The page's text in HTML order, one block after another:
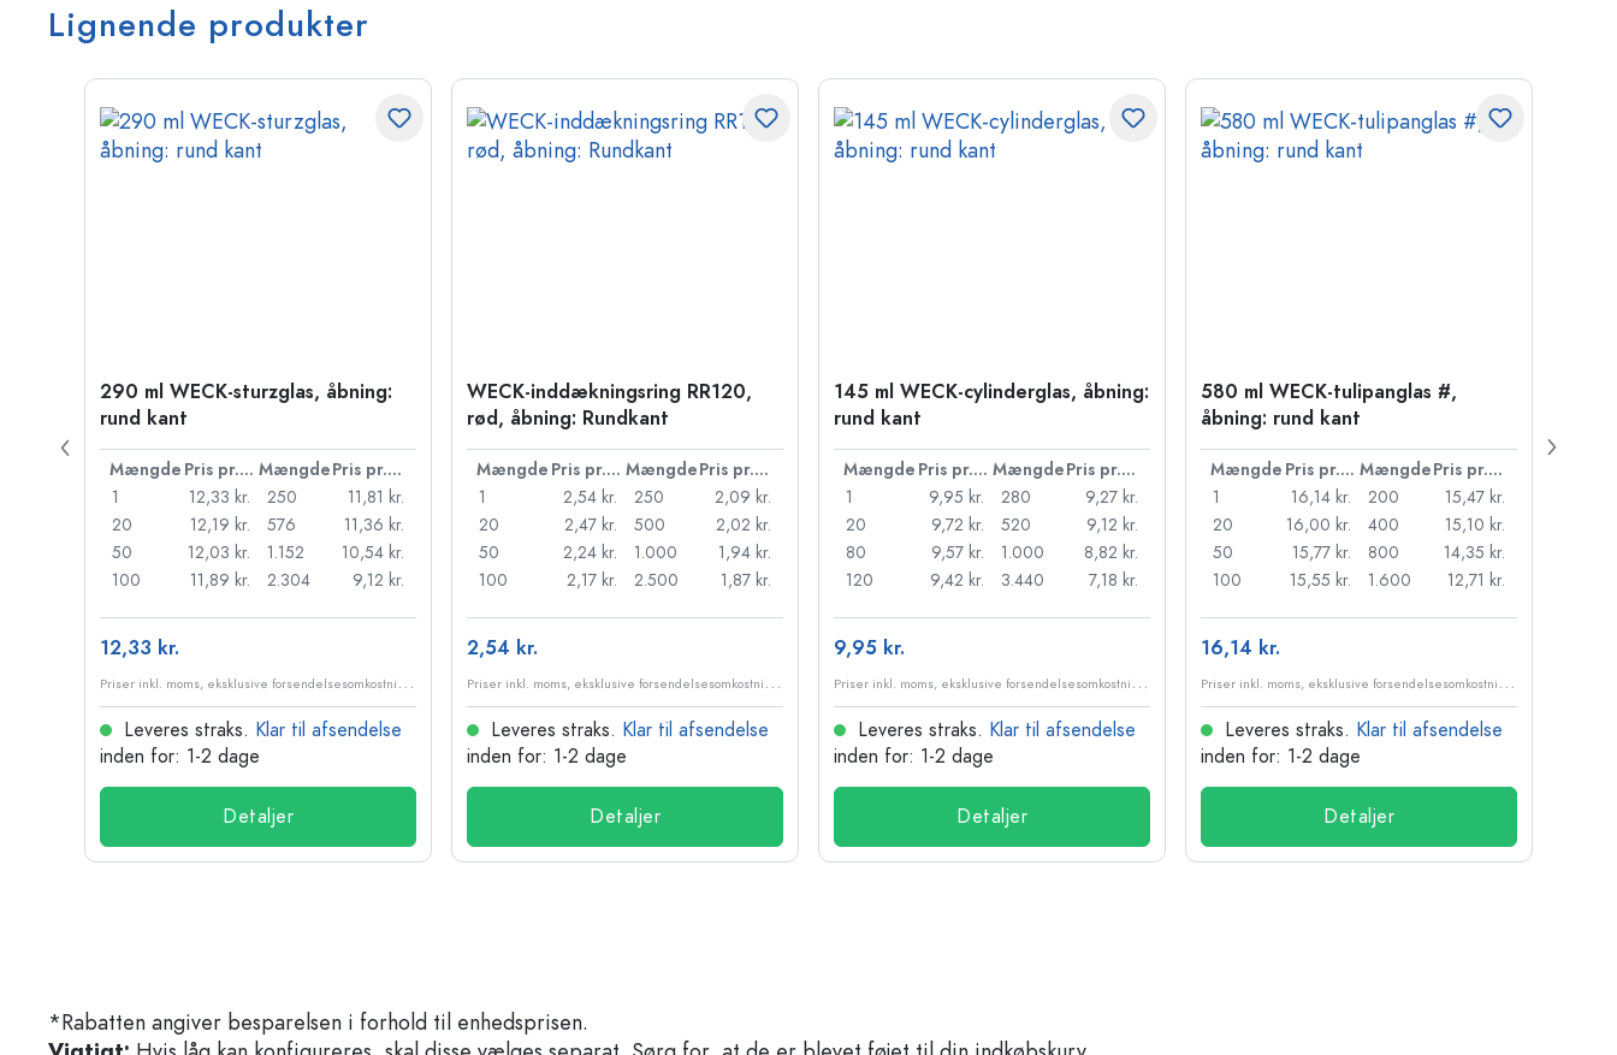
Lignende produkter
290 ml WECK-sturzglas, åbning:
rund kant
Mængde Pris pr. stk. Mængde
Pris pr. stk.
1
12,33 kr.
20
12,19 kr.
50
12,03 kr.
100
11,89 kr.
250
11,81 kr.
576
11,36 kr.
1.152
10,54 kr.
2.304
9,12 kr.
12,33 kr.
P
riser inkl. moms, eksklusive forsendelsesomkostninger
Leveres straks. Klar til afsendelse
inden for: 1-2 dage
Detaljer
WECK-inddækningsring RR120,
rød, åbning: Rundkant
Mængde Pris pr. stk. Mængde
Pris pr. stk.
1
2,54 kr.
20
2,47 kr.
50
2,24 kr.
100
2,17 kr.
250
2,09 kr.
500
2,02 kr.
1.000
1,94 kr.
2.500
1,87 kr.
2,54 kr.
P
riser inkl. moms, eksklusive forsendelsesomkostninger
Leveres straks. Klar til afsendelse
inden for: 1-2 dage
Detaljer
145 ml WECK-cylinderglas, åbning:
rund kant
Mængde Pris pr. stk. Mængde
Pris pr. stk.
1
9,95 kr.
20
9,72 kr.
80
9,57 kr.
120
9,42 kr.
280
9,27 kr.
520
9,12 kr.
1.000
8,82 kr.
3.440
7,18 kr.
9,95 kr.
P
riser inkl. moms, eksklusive forsendelsesomkostninger
Leveres straks. Klar til afsendelse
inden for: 1-2 dage
Detaljer
580 ml WECK-tulipanglas #,
åbning: rund kant
Mængde Pris pr. stk. Mængde
Pris pr. stk.
1
16,14 kr.
20
16,00 kr.
50
15,77 kr.
100
15,55 kr.
200
15,47 kr.
400
15,10 kr.
800
14,35 kr.
1.600
12,71 kr.
16,14 kr.
P
riser inkl. moms, eksklusive forsendelsesomkostninger
Leveres straks. Klar til afsendelse
inden for: 1-2 dage
Detaljer
*Rabatten angiver besparelsen i forhold til enhedsprisen.